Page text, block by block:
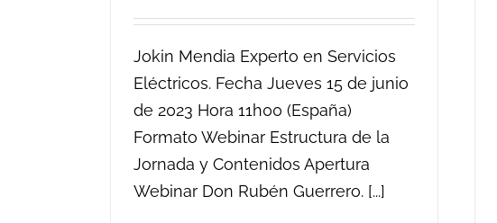
Jokin Mendia Experto en Servicios
Eléctricos. Fecha Jueves 15 de junio
de 2023 Hora 11h00 (España)
Formato Webinar Estructura de la
Jornada y Contenidos Apertura
Webinar Don Rubén Guerrero. [...]